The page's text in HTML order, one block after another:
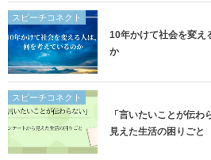
スピーチコネクト
10年かけて社会を変え
か
スピーチコネクト
「言いたいことが伝
見えた生活の困りごと